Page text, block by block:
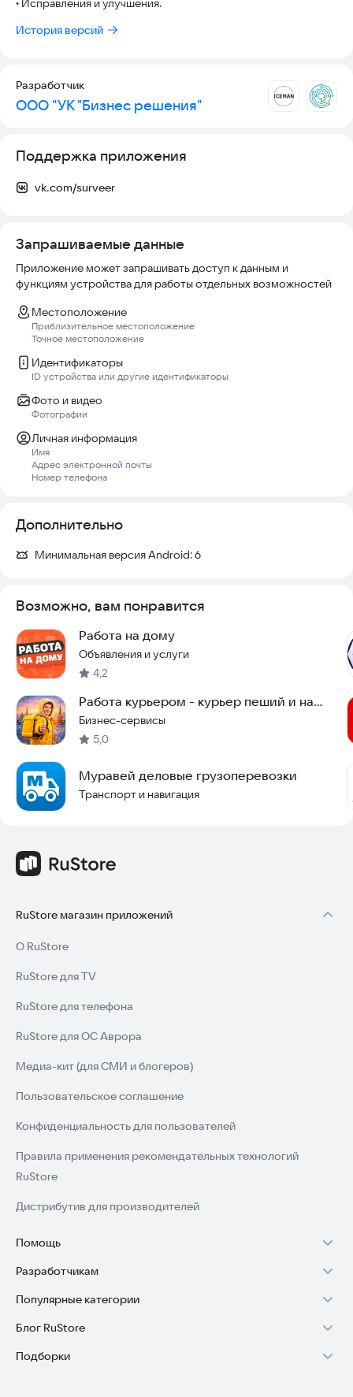
• Исправления и улучшения.
История версий
Разработчик
ООО "УК "Бизнес решения"
Поддержка приложения
vk.com/surveer
Запрашиваемые данные
Приложение может запрашивать доступ к данным и
функциям устройства для работы отдельных возможностей
Местоположение
Приблизительное местоположение
Точное местоположение
Идентификаторы
ID устройства или другие идентификаторы
Фото и видео
Фотографии
Личная информация
Имя
Адрес электронной почты
Номер телефона
Дополнительно
Минимальная версия Android:6
Возможно, вам понравится
Работа на дому
Объявления и услуги
4,2
Работа курьером - курьер пеший и на
своем авто
Бизнес-сервисы
5,0
Муравей деловые грузоперевозки
Транспорт и навигация
RuStore магазин приложений
О RuStore
RuStore для TV
RuStore для телефона
RuStore для ОС Аврора
Медиа-кит (для СМИ и блогеров)
Пользовательское соглашение
Конфиденциальность для пользователей
Правила применения рекомендательных технологий
RuStore
Дистрибутив для производителей
Помощь
Установка RuStore на TV
Установка RuStore на телефон
Установка RuStore в машину
Помощь пользователям RuStore
Разработчикам
Зарабатывать с RuStore
Стать разработчиком
Доступ к RuStore Консоль
Популярные категории
Игры для Android
Приложения банков
Блог RuStore
Обзоры игр для Android 2025
Подборки